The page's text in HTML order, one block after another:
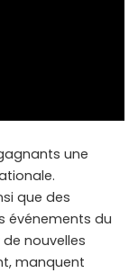
une
que des
événements du
nouvelles
manquent